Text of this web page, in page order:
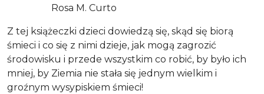
Rosa M. Curto
Z tej książeczki dzieci dowiedzą się, skąd się biorą
śmieci i co się z nimi dzieje, jak mogą zagrozić
środowisku i przede wszystkim co robić, by było ich
mniej, by Ziemia nie stała się jednym wielkim i
groźnym wysypiskiem śmieci!